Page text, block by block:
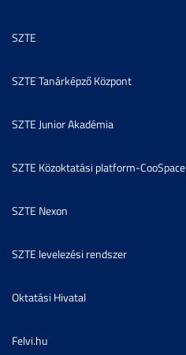
SZTE
SZTE Tanárképző Központ
SZTE Junior Akadémia
SZTE Közoktatási platform-CooSpace
SZTE Nexon
SZTE levelezési rendszer
Oktatási Hivatal
Felvi.hu